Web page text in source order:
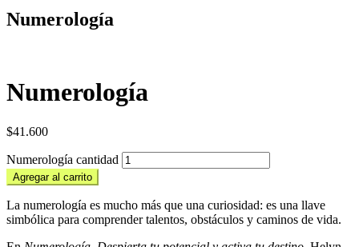
Numerología
Numerología
$41.600
Numerología cantidad
Agregar al carrito
La numerología es mucho más que una curiosidad: es una llave
simbólica para comprender talentos, obstáculos y caminos de vida.